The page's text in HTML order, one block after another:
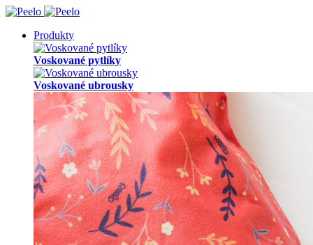
Produkty
Voskované pytlíky
Voskované ubrousky